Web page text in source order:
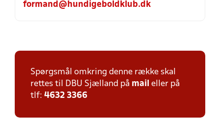
formand@hundigeboldklub.dk
Spørgsmål omkring denne række skal
rettes til DBU Sjælland på mail eller på
tlf: 4632 3366